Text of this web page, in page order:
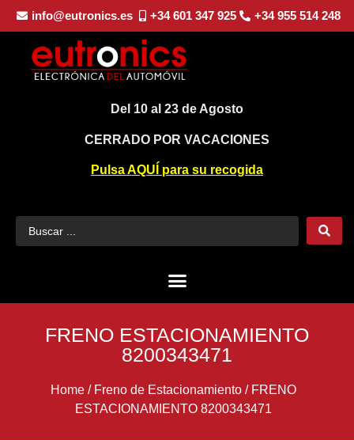
info@eutronics.es +34 601 347 925 +34 955 514 248
Del 10 al 23 de Agosto
CERRADO POR VACACIONES
Pulsa AQUÍ para su recogida
FRENO ESTACIONAMIENTO
8200343471
Home / Freno de Estacionamiento / FRENO
ESTACIONAMIENTO 8200343471